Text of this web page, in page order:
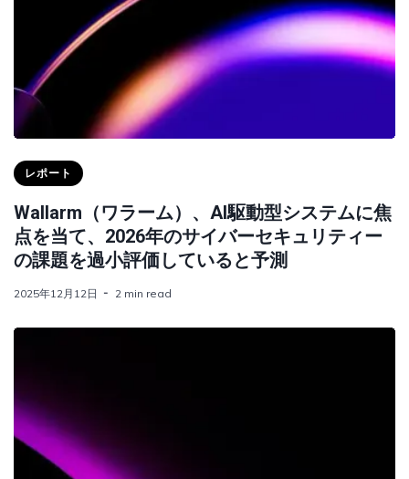
レポート
Wallarm（ワラーム）、AI駆動型システムに焦
点を当て、2026年のサイバーセキュリティー
の課題を過小評価していると予測
2025年12月12日 2 min read